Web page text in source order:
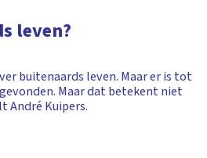
leven?
buitenaards leven. Maar er is tot
Maar dat betekent niet
André Kuipers.